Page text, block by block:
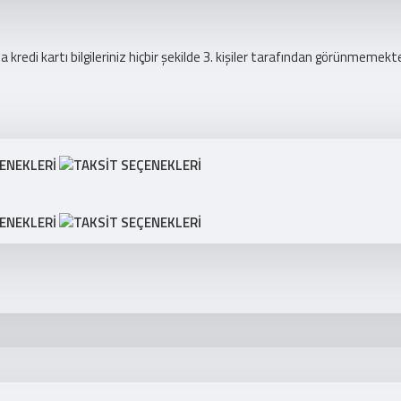
kartı bilgileriniz hiçbir şekilde 3. kişiler tarafından